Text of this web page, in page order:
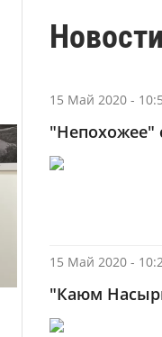
15 Май 2020 -
"Непохожее"
15 Май 2020 -
"Каюм